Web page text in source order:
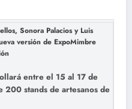
Sonora Palacios y Luis
versión de ExpoMimbre
entre el 15 al 17 de
200 stands de artesanos de